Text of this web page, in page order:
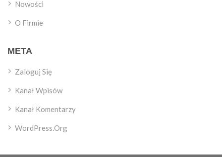
Nowości
O Firmie
META
Zaloguj Się
Kanał Wpisów
Kanał Komentarzy
WordPress.org